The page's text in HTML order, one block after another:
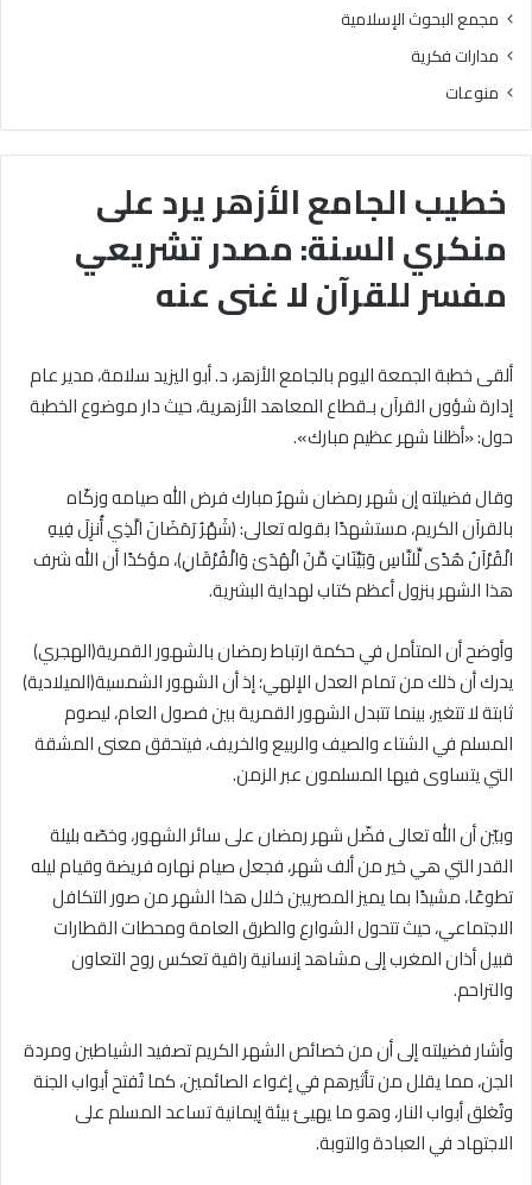
خطيب الجامع الأزهر يرد على
منكري السنة: مصدر تشريعي
مفسر للقرآن لا غنى عنه
ألقى خطبة الجمعة اليوم بالجامع الأزهر، د. أبو اليزيد سلامة، مدير عام
إدارة شؤون القرآن بـقطاع المعاهد الأزهرية، حيث دار موضوع الخطبة
حول: «أظلنا شهر عظيم مبارك».
وقال فضيلته إن شهر رمضان شهرٌ مبارك فرض الله صيامه وزكّاه
بالقرآن الكريم، مستشهدًا بقوله تعالى: ﴿شَهْرُ رَمَضَانَ الَّذِي أُنزِلَ فِيهِ
الْقُرْآنُ هُدًى لِّلنَّاسِ وَبَيِّنَاتٍ مِّنَ الْهُدَىٰ وَالْفُرْقَانِ﴾، مؤكدًا أن الله شرف
هذا الشهر بنزول أعظم كتاب لهداية البشرية.
وأوضح أن المتأمل في حكمة ارتباط رمضان بالشهور القمرية(الهجري)
يدرك أن ذلك من تمام العدل الإلهي؛ إذ أن الشهور الشمسية(الميلادية)
ثابتة لا تتغير، بينما تتبدل الشهور القمرية بين فصول العام، ليصوم
المسلم في الشتاء والصيف والربيع والخريف، فيتحقق معنى المشقة
التي يتساوى فيها المسلمون عبر الزمن.
وبيّن أن الله تعالى فضّل شهر رمضان على سائر الشهور، وخصّه بليلة
القدر التي هي خير من ألف شهر، فجعل صيام نهاره فريضة وقيام ليله
تطوعًا، مشيدًا بما يميز المصريين خلال هذا الشهر من صور التكافل
الاجتماعي، حيث تتحول الشوارع والطرق العامة ومحطات القطارات
قبيل أذان المغرب إلى مشاهد إنسانية راقية تعكس روح التعاون
والتراحم.
وأشار فضيلته إلى أن من خصائص الشهر الكريم تصفيد الشياطين ومردة
الجن، مما يقلل من تأثيرهم في إغواء الصائمين، كما تُفتح أبواب الجنة
وتُغلق أبواب النار، وهو ما يهيئ بيئة إيمانية تساعد المسلم على
الاجتهاد في العبادة والتوبة.
مجمع البحوث الإسلامية
مدارات فكرية
منوعات